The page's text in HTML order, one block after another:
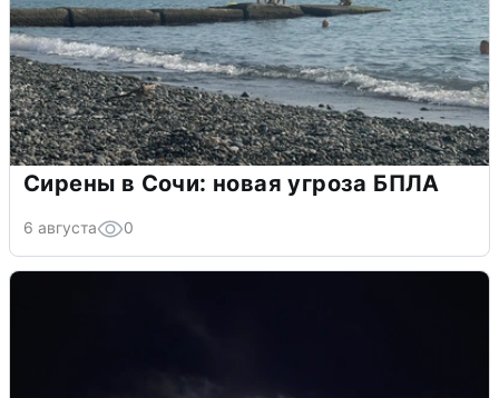
Сирены в Сочи: новая угроза БПЛА
6 августа 0